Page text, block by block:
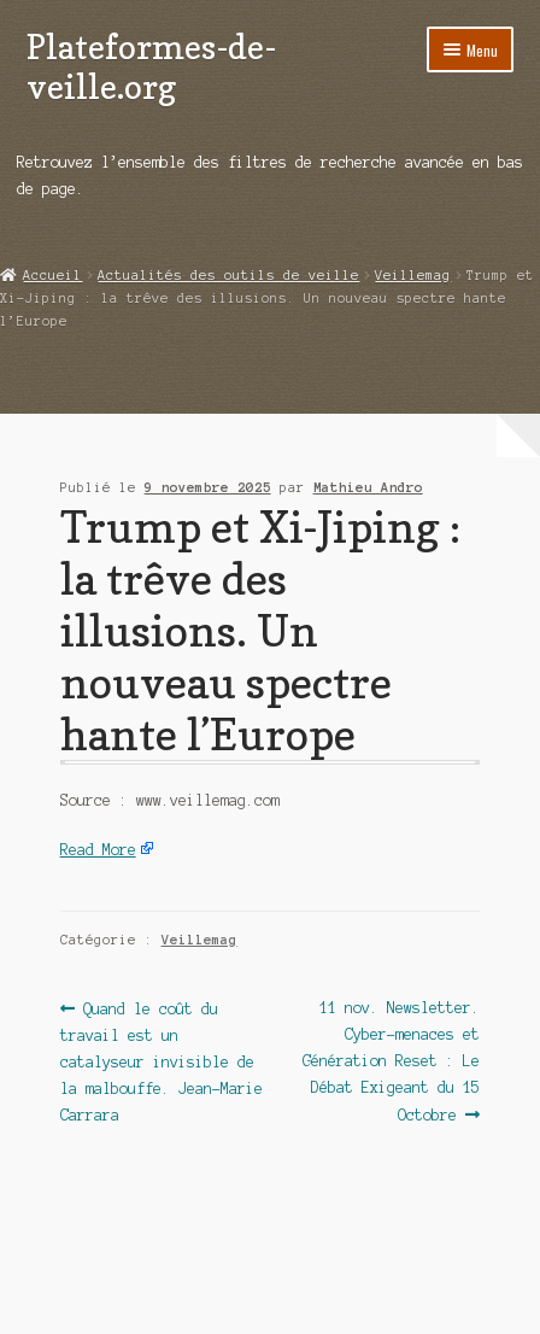
Aller
à
la
Aller
au
contenu
Plateformes-de-
veille.org
Menu
Répertoire d’ouitils
Démos vidéos
Ouvrir
Qui sommes-nous ?
Retrouvez l’ensemble des filtres de recherche avancée en bas
de page.
Accueil Actualités des outils de veille Veillemag
Trump et
Xi-Jiping : la trêve des illusions. Un nouveau spectre hante
l’Europe
Publié le 9 novembre 2025 par Mathieu Andro
Trump et Xi-Jiping :
la trêve des
illusions. Un
nouveau spectre
hante l’Europe
Source : www.veillemag.com
Read More
Catégorie :Veillemag
Navigation
de
l’article
Article
précédent :
Quand le coût du
travail est un
catalyseur invisible de
la malbouffe. Jean-Marie
Carrara
Article
suivant :
11 nov. Newsletter.
Cyber-menaces et
Génération Reset : Le
Débat Exigeant du 15
Octobre